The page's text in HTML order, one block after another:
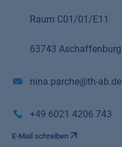
Raum C01/01/E11
63743 Aschaffenburg
nina.parche@th-ab.de
+49 6021 4206 743
E-Mail schreiben